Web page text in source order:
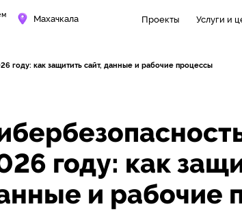
Махачкала Проекты Услуги и
году: как защитить сайт, данные и рабочие процессы
году: как
и рабочие